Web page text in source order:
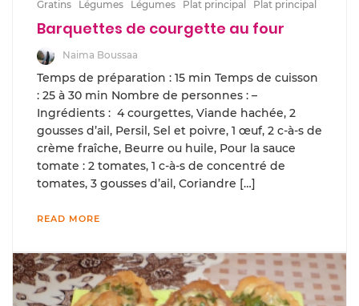
Gratins Légumes Légumes Plat principal Plat principal
Barquettes de courgette au four
Naima Boussaa
Temps de préparation : 15 min Temps de cuisson
: 25 à 30 min Nombre de personnes : –
Ingrédients : 4 courgettes, Viande hachée, 2
gousses d’ail, Persil, Sel et poivre, 1 œuf, 2 c-à-s de
crème fraîche, Beurre ou huile, Pour la sauce
tomate : 2 tomates, 1 c-à-s de concentré de
tomates, 3 gousses d’ail, Coriandre […]
READ MORE